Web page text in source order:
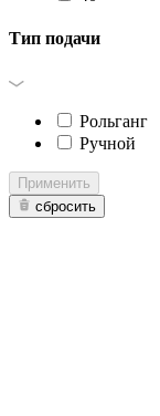
Тип подачи
Рольганг
Ручной
Применить
сбросить